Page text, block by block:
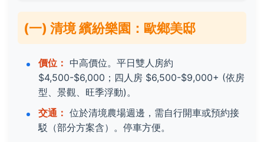
(一) 清境 繽紛樂園：歐鄉美邸
價位： 中高價位。平日雙人房約
$4,500-$6,000；四人房 $6,500-$9,000+ (依房
型、景觀、旺季浮動)。
交通： 位於清境農場週邊，需自行開車或預約接
駁（部分方案含）。停車方便。